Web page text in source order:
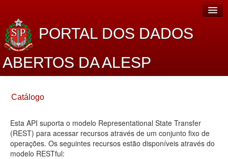
PORTAL DOS DADOS
ABERTOS DA ALESP
Sobre o projeto
Dados Abertos Alesp
Lei de Acesso à Informação
Catálogo
Esta API suporta o modelo Representational State Transfer
(REST) para acessar recursos através de um conjunto fixo de
operações. Os seguintes recursos estão disponíveis através do
modelo RESTful: